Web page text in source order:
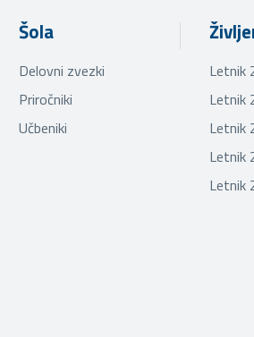
Šola
Delovni zvezki
Priročniki
Učbeniki
Letnik
Letnik
Letnik
Letnik
Letnik